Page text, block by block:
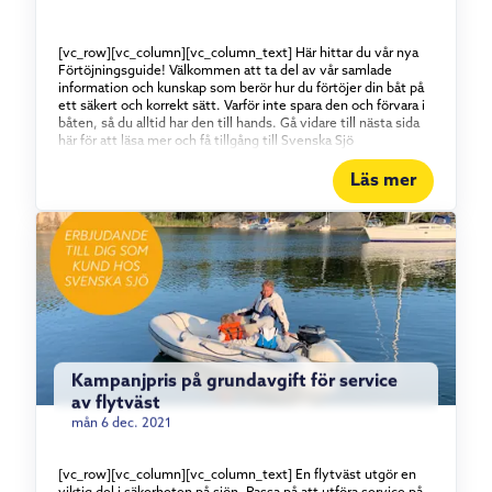
[vc_row][vc_column][vc_column_text] Här hittar du vår nya
Förtöjningsguide! Välkommen att ta del av vår samlade
information och kunskap som berör hur du förtöjer din båt på
ett säkert och korrekt sätt. Varför inte spara den och förvara i
båten, så du alltid har den till hands. Gå vidare till nästa sida
här för att läsa mer och få tillgång till Svenska Sjö
Förtöjningsguide. Vill du bli kund hos Svenska Sjö är du
välkommen att göra en premieberäkning: [/vc_column_text]
[/vc_raw_html][/vc_column][/vc_row]
Läs mer
Kampanjpris på grundavgift för service
av flytväst
mån 6 dec. 2021
[vc_row][vc_column][vc_column_text] En flytväst utgör en